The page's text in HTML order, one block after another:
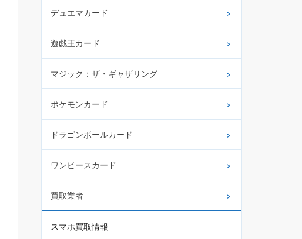
デュエマカード
遊戯王カード
マジック：ザ・ギャザリング
ポケモンカード
ドラゴンボールカード
ワンピースカード
買取業者
スマホ買取情報